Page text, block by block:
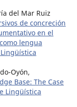
del Mar Ruiz
de concreción
en el
lengua
Oyón,
Base: The Case
Lingüística